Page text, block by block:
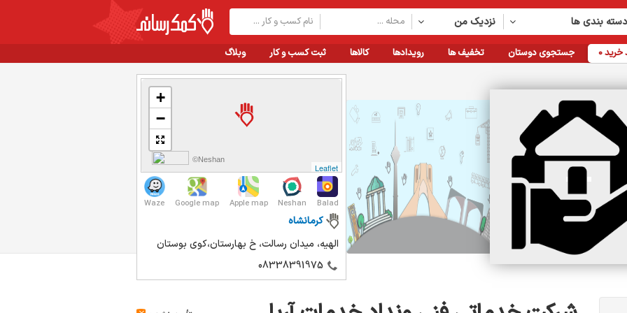
نزدیک من بندی ها
وبلاگ ثبت کسب و کار کالاها رویدادها تخفیف ها جستجوی دوستان خرید0
+
−
Leaflet
©Neshan
Balad
Neshan
Apple map
Google map
Waze
کرمانشاه
الهیه، میدان رسالت، خ بهارستان،کوی بوستان
08338391975